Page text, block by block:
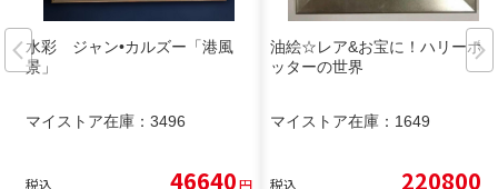
水彩 ジャン•カルズー「港風
景」
マイストア在庫： 3496
税込 46640円
油絵☆レア&お宝に！ハリーポ
ッターの世界
マイストア在庫： 1649
税込 220800